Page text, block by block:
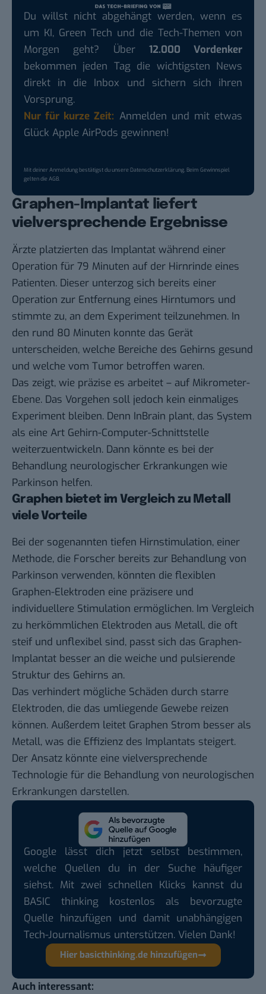
Du willst nicht abgehängt werden, wenn es
um KI, Green Tech und die Tech-Themen von
Morgen geht? Über 12.000 Vordenker
bekommen jeden Tag die wichtigsten News
direkt in die Inbox und sichern sich ihren
Vorsprung.
Nur für kurze Zeit: Anmelden und mit etwas
Glück Apple AirPods gewinnen!
Mit deiner Anmeldung bestätigst du unsereDatenschutzerklärung. Beim Gewinnspiel
gelten dieAGB.
Graphen-Implantat liefert
vielversprechende Ergebnisse
Ärzte platzierten das Implantat während einer
Operation für 79 Minuten auf der Hirnrinde eines
Patienten. Dieser unterzog sich bereits einer
Operation zur Entfernung eines Hirntumors und
stimmte zu, an dem Experiment teilzunehmen. In
den rund 80 Minuten konnte das Gerät
unterscheiden, welche Bereiche des Gehirns gesund
und welche vom Tumor betroffen waren.
Das zeigt, wie präzise es arbeitet – auf Mikrometer-
Ebene. Das Vorgehen soll jedoch kein einmaliges
Experiment bleiben. Denn InBrain plant, das System
als eine Art Gehirn-Computer-Schnittstelle
weiterzuentwickeln. Dann könnte es bei der
Behandlung neurologischer Erkrankungen wie
Parkinson helfen.
Graphen bietet im Vergleich zu Metall
viele Vorteile
Bei der sogenannten tiefen Hirnstimulation, einer
Methode, die Forscher bereits zur Behandlung von
Parkinson verwenden, könnten die flexiblen
Graphen-Elektroden eine präzisere und
individuellere Stimulation ermöglichen. Im Vergleich
zu herkömmlichen Elektroden aus Metall, die oft
steif und unflexibel sind, passt sich das Graphen-
Implantat besser an die weiche und pulsierende
Struktur des Gehirns an.
Das verhindert mögliche Schäden durch starre
Elektroden, die das umliegende Gewebe reizen
können. Außerdem leitet Graphen Strom besser als
Metall, was die Effizienz des Implantats steigert.
Der Ansatz könnte eine vielversprechende
Technologie für die Behandlung von neurologischen
Erkrankungen darstellen.
Google lässt dich jetzt selbst bestimmen,
welche Quellen du in der Suche häufiger
siehst. Mit zwei schnellen Klicks kannst du
BASIC thinking kostenlos als bevorzugte
Quelle hinzufügen und damit unabhängigen
Tech-Journalismus unterstützen. Vielen Dank!
Hier basicthinking.de hinzufügen
Auch interessant: